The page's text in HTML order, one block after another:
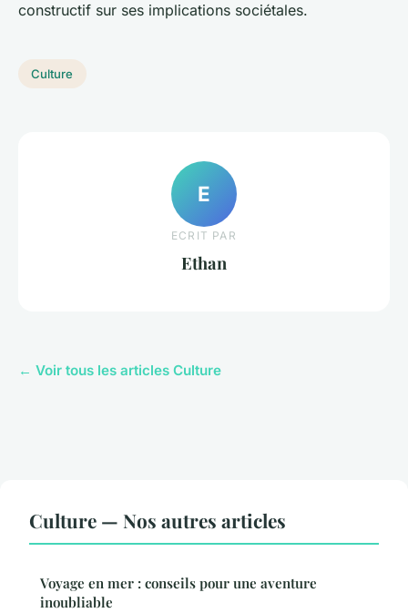
constructif sur ses implications sociétales.
Culture
E
ECRIT PAR
Ethan
← Voir tous les articles Culture
Culture — Nos autres articles
Voyage en mer : conseils pour une aventure
inoubliable